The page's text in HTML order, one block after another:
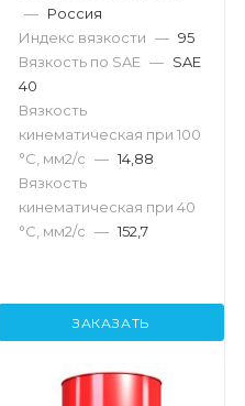
— Россия
Индекс вязкости — 95
Вязкость по SAE — SAE
40
Вязкость
кинематическая при 100
°С, мм2/с — 14,88
Вязкость
кинематическая при 40
°С, мм2/с — 152,7
ЗАКАЗАТЬ